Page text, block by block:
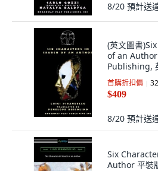
8/20 預計送
(英文圖書
of an
Publishing,
首購折扣價 32
$409
8/20 預計送
Six
Author 平裝